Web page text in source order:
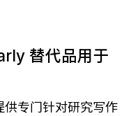
替代品用于
专门针对研究写作